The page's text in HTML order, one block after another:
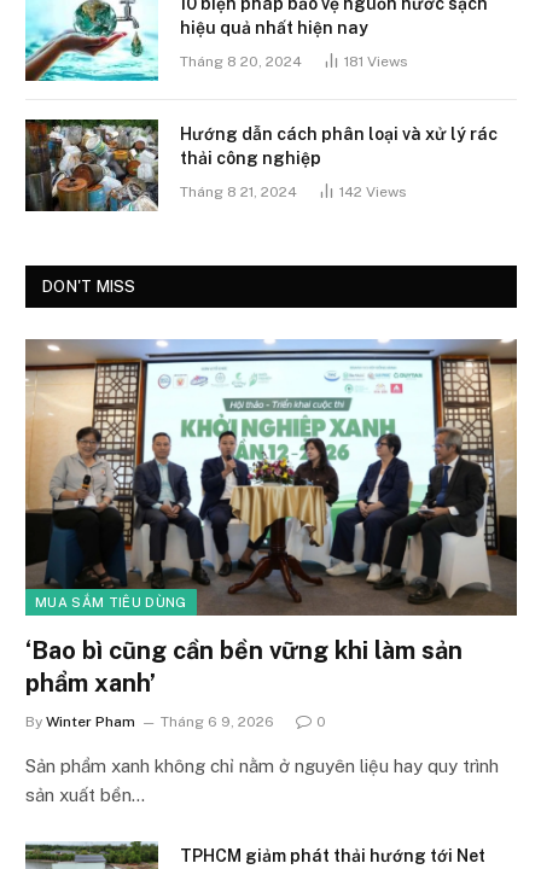
10 biện pháp bảo vệ nguồn nước sạch
hiệu quả nhất hiện nay
Tháng 8 20, 2024 181 Views
Hướng dẫn cách phân loại và xử lý rác
thải công nghiệp
Tháng 8 21, 2024 142 Views
DON'T MISS
MUA SẮM TIÊU DÙNG
‘Bao bì cũng cần bền vững khi làm sản
phẩm xanh’
By Winter Pham Tháng 6 9, 2026 0
Sản phẩm xanh không chỉ nằm ở nguyên liệu hay quy trình
sản xuất bền…
TPHCM giảm phát thải hướng tới Net